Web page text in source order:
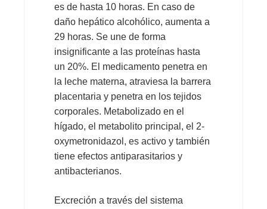
es de hasta 10 horas. En caso de
daño hepático alcohólico, aumenta a
29 horas. Se une de forma
insignificante a las proteínas hasta
un 20%. El medicamento penetra en
la leche materna, atraviesa la barrera
placentaria y penetra en los tejidos
corporales. Metabolizado en el
hígado, el metabolito principal, el 2-
oxymetronidazol, es activo y también
tiene efectos antiparasitarios y
antibacterianos.
Excreción a través del sistema